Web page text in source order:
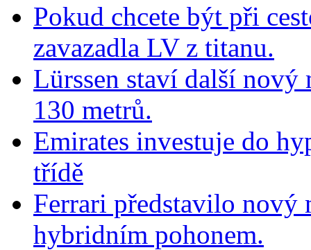
Pokud chcete být při
zavazadla LV z titanu.
Lürssen staví další nový
130 metrů.
Emirates investuje do
třídě
Ferrari představilo nový
hybridním pohonem.